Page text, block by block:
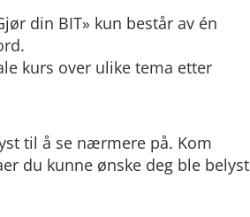
din BIT» kun består av én
kurs over ulike tema etter
til å se nærmere på. Kom
du kunne ønske deg ble belyst